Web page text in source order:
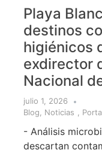
Playa
destinos
higiénicos
exdirector
Nacional
julio 1, 2026
Blog
Noticias
- Análisis
descartan